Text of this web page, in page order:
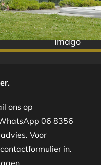
Imago
ons op
06 8356
Voor
in.